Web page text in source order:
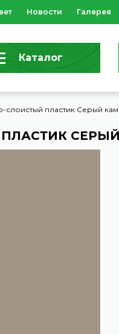
Новости Галерея
Каталог
слоистый пластик Серый